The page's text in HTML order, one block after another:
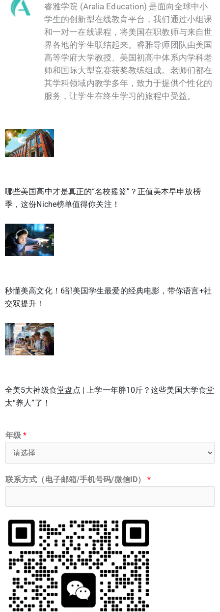
睿雅学院 (Aralia Education) 是面向全球中小
学生的创新型在线教育平台，我们通过小组课
和一对一在线课程，将美国在职教师与来自世
界各地的学生联结起来。睿雅导师团队由美国
高等学府大学教授、美国初高中体系内学科老
师和国际大型竞赛获奖教练组成。老师们都在
其学科领域内教学多年，致力于提供个性化的
服务，让学生在终生学习的旅程中受益。
哪些美国高中才是真正的“名校摇篮”？正值美本早申放榜
季，这份Niche榜单值得你关注！
秒懂美高文化！6部美国学生最爱的经典电影，带你语言+社
交双提升！
全美5大神级食堂盘点 | 上学一年胖10斤？这些美国大学食堂
太“养人”了！
年级*
联系方式（电子邮箱/手机号码/微信ID）*